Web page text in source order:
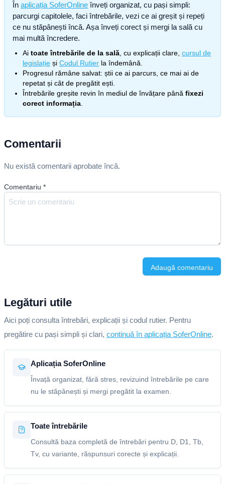
În aplicația SoferOnline înveți organizat, cu pași simpli:
parcurgi capitolele, faci întrebările, vezi ce ai greșit și repeți
ce nu stăpânești încă. Așa înveți corect și mergi la sală cu
mai multă încredere.
Ai toate întrebările de la sală , cu explicații clare, cursul de
legislație și Codul Rutier la îndemână.
Progresul rămâne salvat: știi ce ai parcurs, ce mai ai de
repetat și cât de pregătit ești.
Întrebările greșite revin în mediul de învățare până fixezi
corect informația
Comentarii
Nu există comentarii aprobate încă.
Comentariu *
Adaugă comentariu
Legături utile
Aici poți consulta întrebări, explicații și codul rutier. Pentru
pregătire cu pași simpli și clari, continuă în aplicația SoferOnline.
Aplicația SoferOnline
Învață organizat, fără stres, revizuind întrebările pe care
nu le stăpânești și mergi pregătit la examen.
Toate întrebările
Consultă baza completă de întrebări pentru D, D1, Tb,
Tv, cu variante, răspunsuri corecte și explicații.